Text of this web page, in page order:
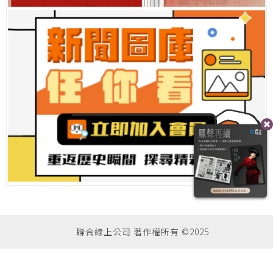
聯合線上公司 著作權所有 ©2025